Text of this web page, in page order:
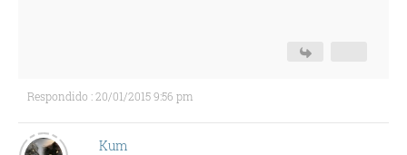
Respondido : 20/01/2015 9:56 pm
Kum